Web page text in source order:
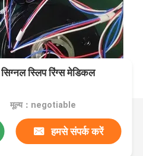
स्लिप रिंग्स मेडिकल
मूल्य：negotiable
हमसे संपर्क करें